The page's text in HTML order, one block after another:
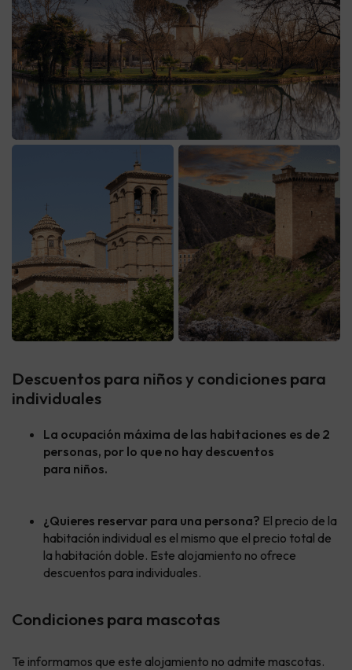
Descuentos para niños y condiciones para
individuales
La ocupación máxima de las habitaciones es de 2
personas, por lo que no hay descuentos
para niños.
¿Quieres reservar para una persona? El precio de la
habitación individual es el mismo que el precio total de
la habitación doble. Este alojamiento no ofrece
descuentos para individuales.
Condiciones para mascotas
Te informamos que este alojamiento no admite mascotas.